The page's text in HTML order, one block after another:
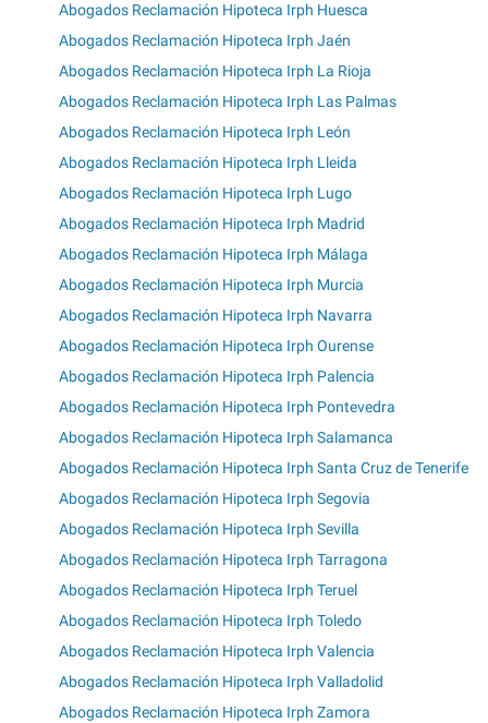
Abogados Reclamación Hipoteca Irph Huesca
Abogados Reclamación Hipoteca Irph Jaén
Abogados Reclamación Hipoteca Irph La Rioja
Abogados Reclamación Hipoteca Irph Las Palmas
Abogados Reclamación Hipoteca Irph León
Abogados Reclamación Hipoteca Irph Lleida
Abogados Reclamación Hipoteca Irph Lugo
Abogados Reclamación Hipoteca Irph Madrid
Abogados Reclamación Hipoteca Irph Málaga
Abogados Reclamación Hipoteca Irph Murcia
Abogados Reclamación Hipoteca Irph Navarra
Abogados Reclamación Hipoteca Irph Ourense
Abogados Reclamación Hipoteca Irph Palencia
Abogados Reclamación Hipoteca Irph Pontevedra
Abogados Reclamación Hipoteca Irph Salamanca
Abogados Reclamación Hipoteca Irph Santa Cruz de Tenerife
Abogados Reclamación Hipoteca Irph Segovia
Abogados Reclamación Hipoteca Irph Sevilla
Abogados Reclamación Hipoteca Irph Tarragona
Abogados Reclamación Hipoteca Irph Teruel
Abogados Reclamación Hipoteca Irph Toledo
Abogados Reclamación Hipoteca Irph Valencia
Abogados Reclamación Hipoteca Irph Valladolid
Abogados Reclamación Hipoteca Irph Zamora